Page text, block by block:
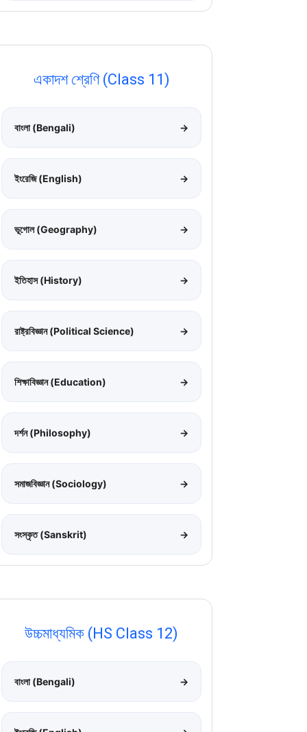
একাদশ শ্রেণি (Class 11)
বাংলা (Bengali) →
ইংরেজি (English) →
ভূগোল (Geography) →
ইতিহাস (History) →
রাষ্ট্রবিজ্ঞান (Political Science) →
শিক্ষাবিজ্ঞান (Education) →
দর্শন (Philosophy) →
সমাজবিজ্ঞান (Sociology) →
সংস্কৃত (Sanskrit) →
উচ্চমাধ্যমিক (HS Class 12)
বাংলা (Bengali) →